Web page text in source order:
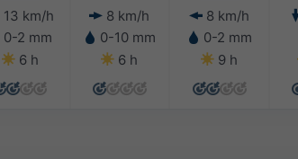
13 km/h
0-2 mm
6 h
8 km/h
0-10 mm
6 h
8 km/h
0-2 mm
9 h